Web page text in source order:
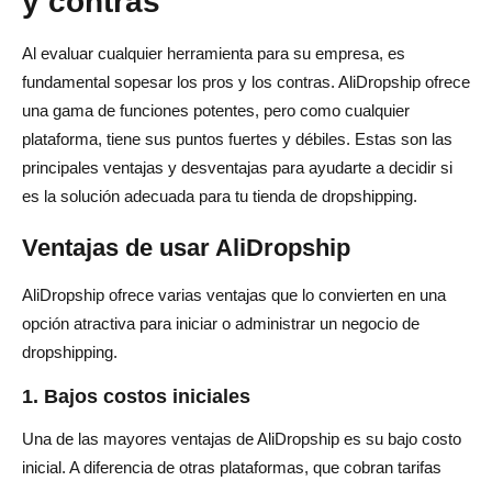
Al evaluar cualquier herramienta para su empresa, es
fundamental sopesar los pros y los contras. AliDropship ofrece
una gama de funciones potentes, pero como cualquier
plataforma, tiene sus puntos fuertes y débiles. Estas son las
principales ventajas y desventajas para ayudarte a decidir si
es la solución adecuada para tu tienda de dropshipping.
Ventajas de usar AliDropship
AliDropship ofrece varias ventajas que lo convierten en una
opción atractiva para iniciar o administrar un negocio de
dropshipping.
1. Bajos costos iniciales
Una de las mayores ventajas de AliDropship es su bajo costo
inicial. A diferencia de otras plataformas, que cobran tarifas